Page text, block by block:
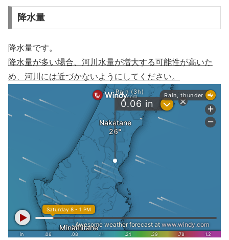
降水量
降水量です。
降水量が多い場合、河川水量が増大する可能性が高いた
め、河川には近づかないようにしてください。